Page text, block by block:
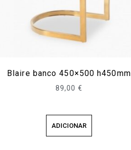
Blaire banco 450×500 h450mm
89,00 €
ADICIONAR